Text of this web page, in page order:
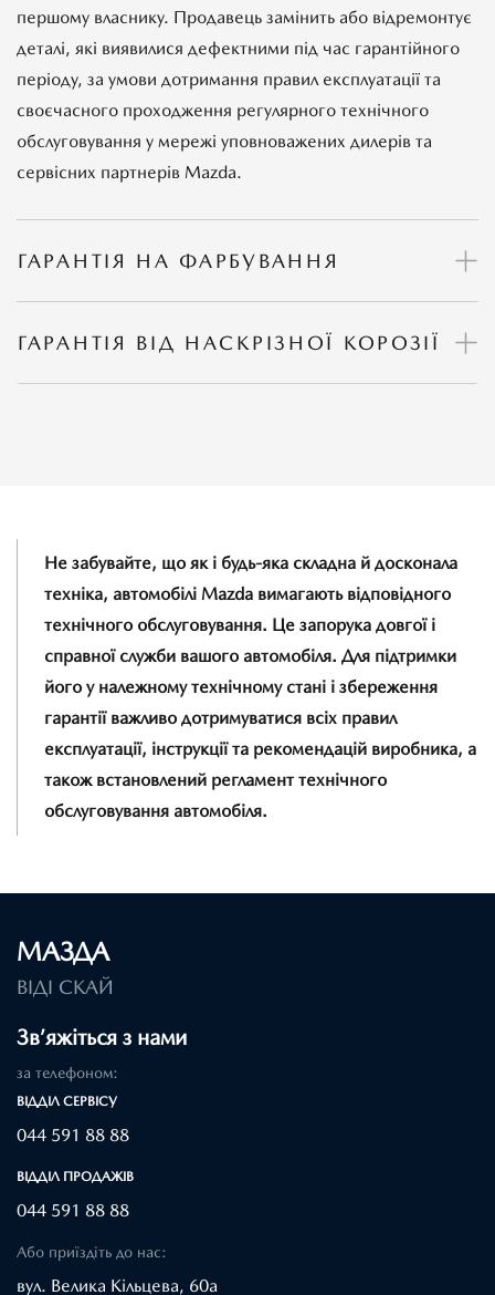
першому власнику. Продавець замінить або відремонтує
деталі, які виявилися дефектними під час гарантійного
періоду, за умови дотримання правил експлуатації та
своєчасного проходження регулярного технічного
обслуговування у мережі уповноважених дилерів та
сервісних партнерів Mazda.
ГАРАНТІЯ НА ФАРБУВАННЯ
ГАРАНТІЯ ВІД НАСКРІЗНОЇ КОРОЗІЇ
Не забувайте, що як і будь-яка складна й досконала
техніка, автомобілі Mazda вимагають відповідного
технічного обслуговування. Це запорука довгої і
справної служби вашого автомобіля. Для підтримки
його у належному технічному стані і збереження
гарантії важливо дотримуватися всіх правил
експлуатації, інструкції та рекомендацій виробника, а
також встановлений регламент технічного
обслуговування автомобіля.
МАЗДА
ВІДІ СКАЙ
Зв’яжіться з нами
за телефоном:
ВІДДІЛ CЕРВІСУ
044 591 88 88
ВІДДІЛ ПРОДАЖІВ
044 591 88 88
Або приїздіть до нас:
вул. Велика Кільцева, 60а